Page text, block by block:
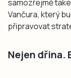
samozřejmě
Vančura, který
připravovat
Nejen dřina.